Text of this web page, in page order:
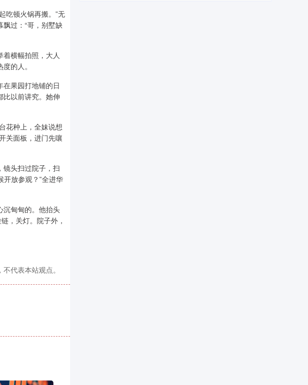
吃顿火锅再搬。”无
过：“哥，别墅缺
横幅拍照，大人
的人。
果园打地铺的日
比以前讲究。她伸
花种上，全妹说想
关面板，进门先嚷
镜头扫过院子，扫
开放参观？”全进华
沉甸甸的。他抬头
，关灯。院子外，
代表本站观点。